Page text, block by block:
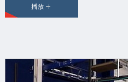
播放